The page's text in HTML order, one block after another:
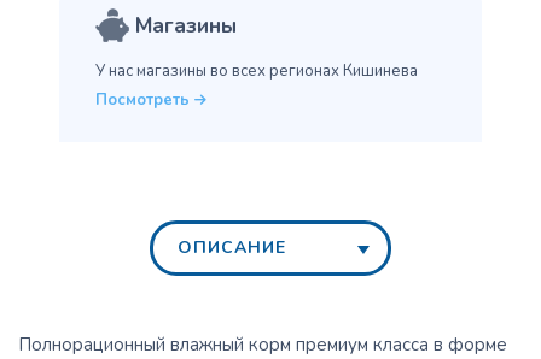
Магазины
У нас магазины во всех регионах Кишинева
Посмотреть
ОПИСАНИЕ
Полнорационный влажный корм премиум класса в форме